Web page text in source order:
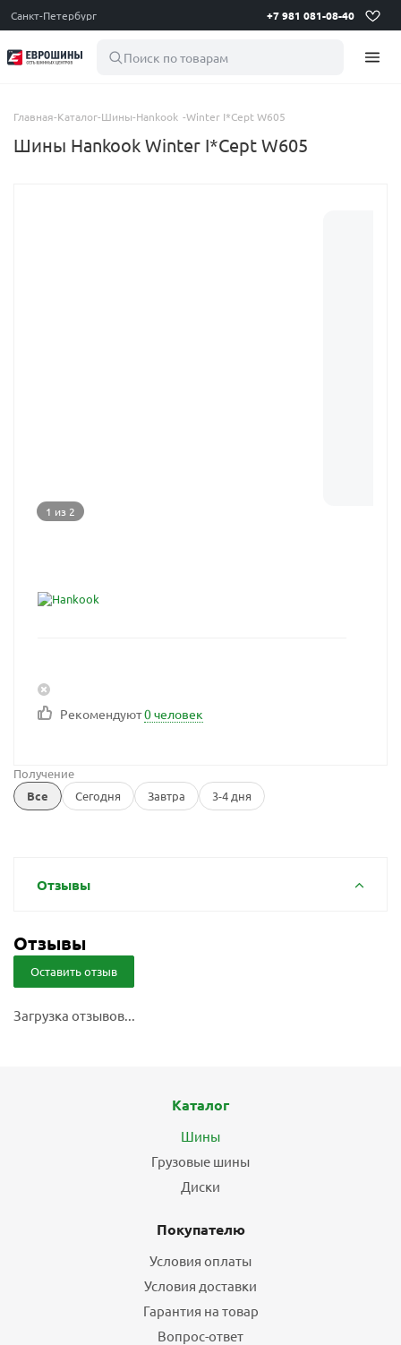
Санкт-Петербург +7 981 081-08-40
Поиск по товарам
Главная-Каталог-Шины-Hankook -Winter I*Cept W605
Шины Hankook Winter I*Cept W605
1 из 2
Рекомендуют0 человек
Получение
Все
Сегодня Завтра 3-4 дня
Отзывы
Отзывы
Оставить отзыв
Загрузка отзывов...
Каталог
Шины
Грузовые шины
Диски
Покупателю
Условия оплаты
Условия доставки
Гарантия на товар
Вопрос-ответ